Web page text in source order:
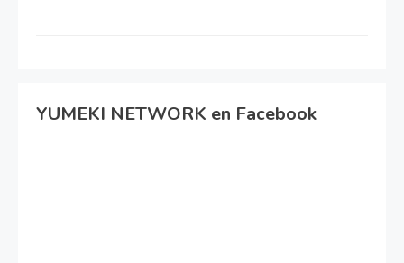
YUMEKI NETWORK en Facebook